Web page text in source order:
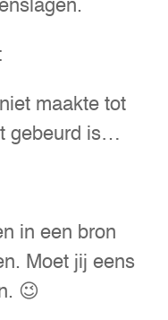
maakte tot
gebeurd is…
in een bron
Moet jij eens
😉